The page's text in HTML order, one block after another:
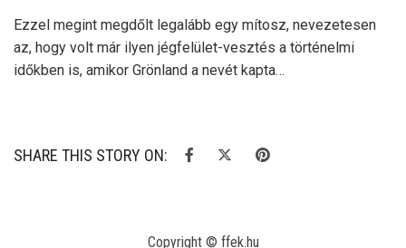
Ezzel megint megdőlt legalább egy mítosz, nevezetesen
az, hogy volt már ilyen jégfelület-vesztés a történelmi
időkben is, amikor Grönland a nevét kapta…
SHARE THIS STORY ON:
Copyright © ffek.hu